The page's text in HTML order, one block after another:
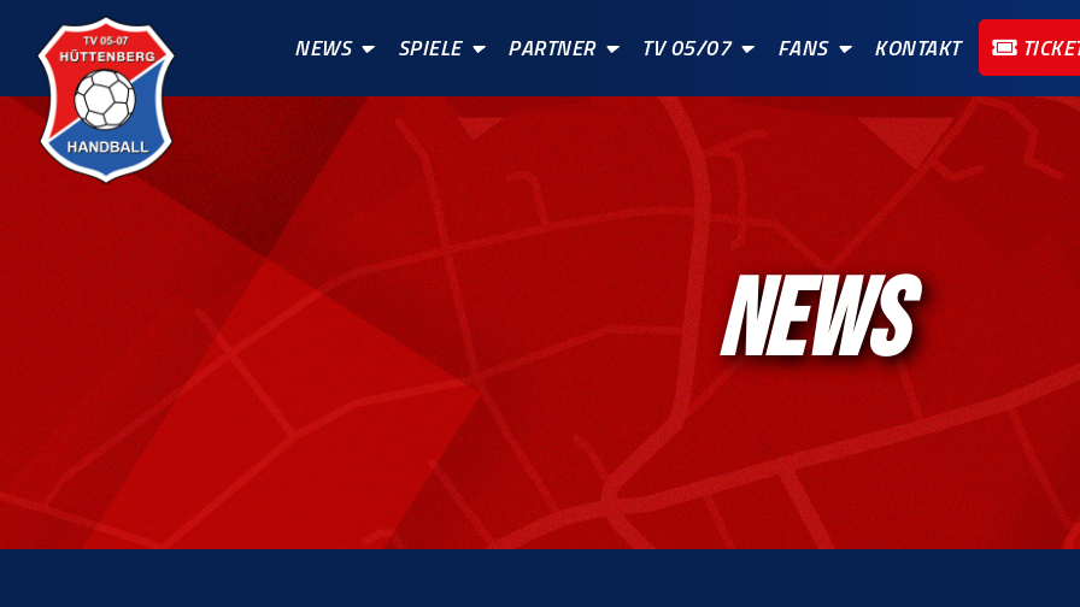
NEWS SPIELE PARTNER TV 05/07 FANS KONTAKT
NEWS